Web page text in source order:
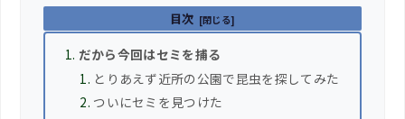
目次
だから今回はセミを捕る
とりあえず近所の公園で昆虫を探してみた
ついにセミを見つけた